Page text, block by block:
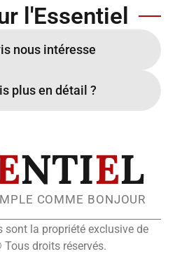
l'Essentiel
nous intéresse
plus en détail ?
NTIEL
COMME BONJOUR
sont la propriété exclusive de
droits réservés.